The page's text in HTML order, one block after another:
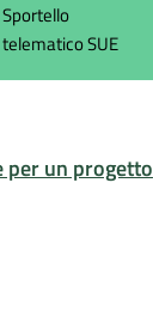
Sportello
telematico SUE
per un progetto